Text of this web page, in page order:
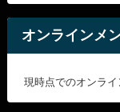
オンラインメ
現時点でのオンラ